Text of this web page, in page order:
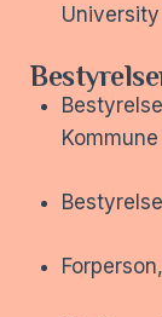
Kommune